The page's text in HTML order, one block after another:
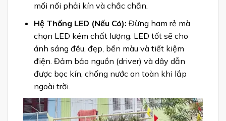
mối nối phải kín và chắc chắn.
Hệ Thống LED (Nếu Có): Đừng ham rẻ mà
chọn LED kém chất lượng. LED tốt sẽ cho
ánh sáng đều, đẹp, bền màu và tiết kiệm
điện. Đảm bảo nguồn (driver) và dây dẫn
được bọc kín, chống nước an toàn khi lắp
ngoài trời.